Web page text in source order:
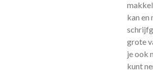
kan en
grote
je ook
kunt